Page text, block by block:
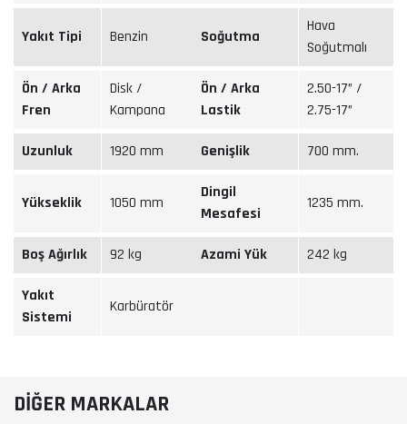
Yakıt Tipi Benzin Soğutma
Hava
Soğutmalı
Ön / Arka
Fren
Disk /
Kampana
Ön / Arka
Lastik
2.50-17” /
2.75-17”
Uzunluk 1920 mm Genişlik 700 mm.
Yükseklik 1050 mm
Dingil
Mesafesi
1235 mm.
Boş Ağırlık 92 kg Azami Yük 242 kg
Yakıt
Sistemi
Karbüratör
DİĞER MARKALAR